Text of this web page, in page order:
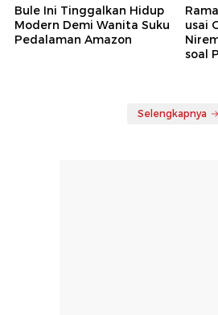
Bule Ini Tinggalkan Hidup
Modern Demi Wanita Suku
Pedalaman Amazon
usai
soal
Selengkapnya